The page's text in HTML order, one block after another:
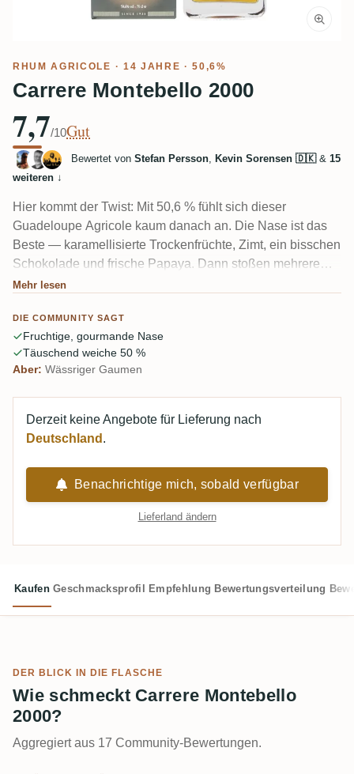
RHUM AGRICOLE · 14 JAHRE · 50,6%
Carrere Montebello 2000
7,7/10Gut
Bewertet von Stefan Persson, Kevin Sorensen 🇩🇰& 15
weiteren ↓
Hier kommt der Twist: Mit 50,6 % fühlt sich dieser
Guadeloupe Agricole kaum danach an. Die Nase ist das
Beste — karamellisierte Trockenfrüchte, Zimt, ein bisschen
Schokolade und frische Papaya. Dann stoßen mehrere
Verkoster auf dieselbe Wand: Der Gaumen wirkt dünn und
Abgang, der für 14 Jahre Fassreifung leicht erscheint.
Mehr lesen
DIE COMMUNITY SAGT
Fruchtige, gourmande Nase
Täuschend weiche 50 %
Aber: Wässriger Gaumen
Derzeit keine Angebote für Lieferung nach
Deutschland .
Benachrichtige mich, sobald verfügbar
Lieferland ändern
Kaufen Geschmacksprofil Empfehlung Bewertungsverteilung
DER BLICK IN DIE FLASCHE
Wie schmeckt Carrere Montebello
2000?
Aggregiert aus 17 Community-Bewertungen.